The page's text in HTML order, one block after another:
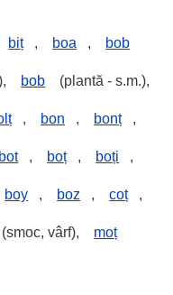
biț , boa , bob
bob (plantă - s.m.),
, bon , bonț ,
bot , boț , boți ,
boy , boz , coț ,
(smoc, vârf), moț